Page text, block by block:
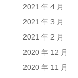
2021 年 4 月
2021 年 3 月
2021 年 2 月
2020 年 12 月
2020 年 11 月